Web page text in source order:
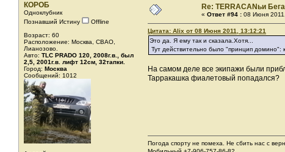
КОРОБ
Одноклубник
Познавший Истину
Offline
Возраст: 60
Расположение: Москва, СВАО,
Лианозово.
Авто: TLC PRADO 120, 2008г.в., был
2,5, 2001г.в. лифт 12см, 32тапки.
Город: Москва
Сообщений: 1012
Re: TERRACANьи
« Ответ #94 : 08 Июня
Цитата: Alix от 08 Июня 2011, 13:12:21
Это да. Я ему так и сказала.Хотя...
Тут действительно было "принцип домино":
На самом деле все экипажи были
Тарракашка фиалетовый попадался?
Погода спорту не помеха. Не сбить нас с